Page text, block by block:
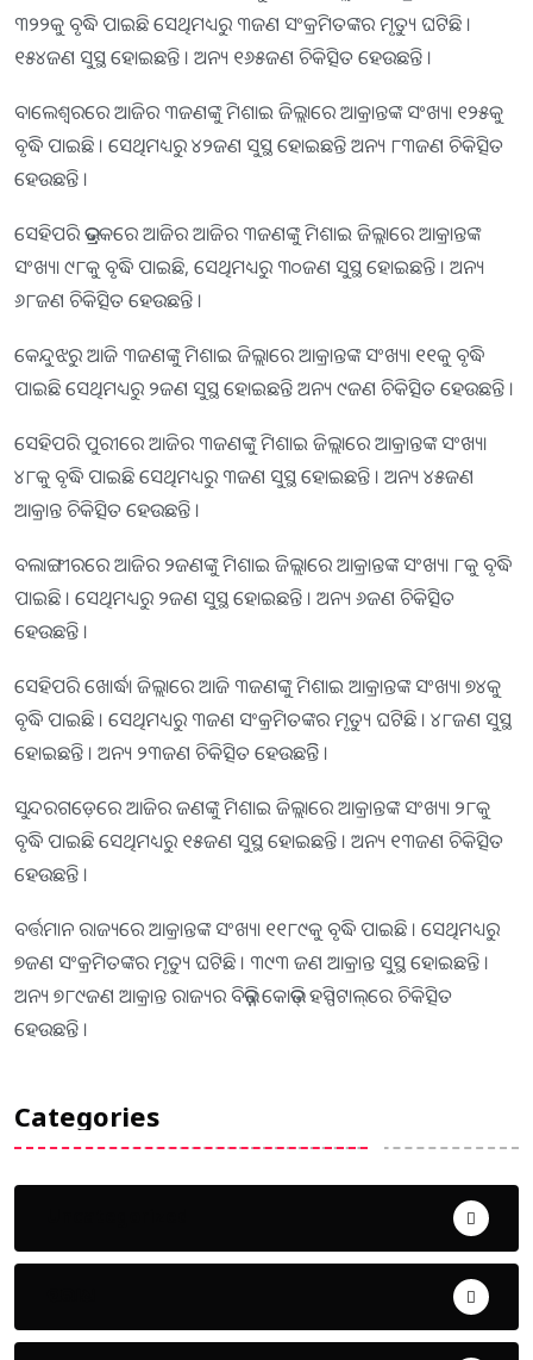
୩୨୨କୁ ବୃଦ୍ଧି ପାଇଛି ସେଥିମଧ୍ୟରୁ ୩ଜଣ ସଂକ୍ରମିତଙ୍କର ମୃତ୍ୟୁ ଘଟିଛି ।
୧୫୪ଜଣ ସୁସ୍ଥ ହୋଇଛନ୍ତି । ଅନ୍ୟ ୧୬୫ଜଣ ଚିକିତ୍ସିତ ହେଉଛନ୍ତି ।
ବାଲେଶ୍ୱରରେ ଆଜିର ୩ଜଣଙ୍କୁ ମିଶାଇ ଜିଲ୍ଲାରେ ଆକ୍ରାନ୍ତଙ୍କ ସଂଖ୍ୟା ୧୨୫କୁ
ବୃଦ୍ଧି ପାଇଛି । ସେଥିମଧ୍ୟରୁ ୪୨ଜଣ ସୁସ୍ଥ ହୋଇଛନ୍ତି ଅନ୍ୟ ୮୩ଜଣ ଚିକିତ୍ସିତ
ହେଉଛନ୍ତି ।
ସେହିପରି ଭଦ୍ରକରେ ଆଜିର ଆଜିର ୩ଜଣଙ୍କୁ ମିଶାଇ ଜିଲ୍ଲାରେ ଆକ୍ରାନ୍ତଙ୍କ
ସଂଖ୍ୟା ୯୮କୁ ବୃଦ୍ଧି ପାଇଛି, ସେଥିମଧ୍ୟରୁ ୩୦ଜଣ ସୁସ୍ଥ ହୋଇଛନ୍ତି । ଅନ୍ୟ
୬୮ଜଣ ଚିକିତ୍ସିତ ହେଉଛନ୍ତି ।
କେନ୍ଦୁଝରୁ ଆଜି ୩ଜଣଙ୍କୁ ମିଶାଇ ଜିଲ୍ଲାରେ ଆକ୍ରାନ୍ତଙ୍କ ସଂଖ୍ୟା ୧୧କୁ ବୃଦ୍ଧି
ପାଇଛି ସେଥିମଧ୍ୟରୁ ୨ଜଣ ସୁସ୍ଥ ହୋଇଛନ୍ତି ଅନ୍ୟ ୯ଜଣ ଚିକିତ୍ସିତ ହେଉଛନ୍ତି ।
ସେହିପରି ପୁରୀରେ ଆଜିର ୩ଜଣଙ୍କୁ ମିଶାଇ ଜିଲ୍ଲାରେ ଆକ୍ରାନ୍ତଙ୍କ ସଂଖ୍ୟା
୪୮କୁ ବୃଦ୍ଧି ପାଇଛି ସେଥିମଧ୍ୟରୁ ୩ଜଣ ସୁସ୍ଥ ହୋଇଛନ୍ତି । ଅନ୍ୟ ୪୫ଜଣ
ଆକ୍ରାନ୍ତ ଚିକିତ୍ସିତ ହେଉଛନ୍ତି ।
ବଲାଙ୍ଗୀରରେ ଆଜିର ୨ଜଣଙ୍କୁ ମିଶାଇ ଜିଲ୍ଲାରେ ଆକ୍ରାନ୍ତଙ୍କ ସଂଖ୍ୟା ୮କୁ ବୃଦ୍ଧି
ପାଇଛି । ସେଥିମଧ୍ୟରୁ ୨ଜଣ ସୁସ୍ଥ ହୋଇଛନ୍ତି । ଅନ୍ୟ ୬ଜଣ ଚିକିତ୍ସିତ
ହେଉଛନ୍ତି ।
ସେହିପରି ଖୋର୍ଦ୍ଧା ଜିଲ୍ଲାରେ ଆଜି ୩ଜଣଙ୍କୁ ମିଶାଇ ଆକ୍ରାନ୍ତଙ୍କ ସଂଖ୍ୟା ୭୪କୁ
ବୃଦ୍ଧି ପାଇଛି । ସେଥିମଧ୍ୟରୁ ୩ଜଣ ସଂକ୍ରମିତଙ୍କର ମୃତ୍ୟୁ ଘଟିଛି । ୪୮ଜଣ ସୁସ୍ଥ
ହୋଇଛନ୍ତି । ଅନ୍ୟ ୨୩ଜଣ ଚିକିତ୍ସିତ ହେଉଛନ୍ତିି ।
ସୁନ୍ଦରଗଡ଼େରେ ଆଜିର ଜଣଙ୍କୁ ମିଶାଇ ଜିଲ୍ଲାରେ ଆକ୍ରାନ୍ତଙ୍କ ସଂଖ୍ୟା ୨୮କୁ
ବୃଦ୍ଧି ପାଇଛି ସେଥିମଧ୍ୟରୁ ୧୫ଜଣ ସୁସ୍ଥ ହୋଇଛନ୍ତି । ଅନ୍ୟ ୧୩ଜଣ ଚିକିତ୍ସିତ
ହେଉଛନ୍ତି ।
ବର୍ତ୍ତମାନ ରାଜ୍ୟରେ ଆକ୍ରାନ୍ତଙ୍କ ସଂଖ୍ୟା ୧୧୮୯କୁ ବୃଦ୍ଧି ପାଇଛି । ସେଥିମଧ୍ୟରୁ
୭ଜଣ ସଂକ୍ରମିତଙ୍କର ମୃତ୍ୟୁ ଘଟିଛି । ୩୯୩ ଜଣ ଆକ୍ରାନ୍ତ ସୁସ୍ଥ ହୋଇଛନ୍ତି ।
ଅନ୍ୟ ୭୮୯ଜଣ ଆକ୍ରାନ୍ତ ରାଜ୍ୟର ବିଭିନ୍ନ କୋଭିଡ୍ ହସ୍ପିଟାଲ୍‌ରେ ଚିକିତ୍ସିତ
ହେଉଛନ୍ତି ।
Categories